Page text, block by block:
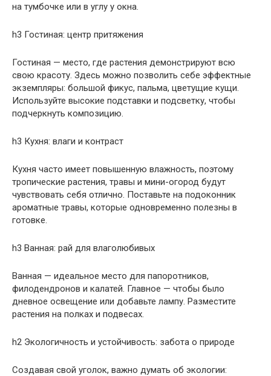
на тумбочке или в углу у окна.
h3 Гостиная: центр притяжения
Гостиная — место, где растения демонстрируют всю
свою красоту. Здесь можно позволить себе эффектные
экземпляры: большой фикус, пальма, цветущие кущи.
Используйте высокие подставки и подсветку, чтобы
подчеркнуть композицию.
h3 Кухня: влаги и контраст
Кухня часто имеет повышенную влажность, поэтому
тропические растения, травы и мини-огород будут
чувствовать себя отлично. Поставьте на подоконник
ароматные травы, которые одновременно полезны в
готовке.
h3 Ванная: рай для влаголюбивых
Ванная — идеальное место для папоротников,
филодендронов и калатей. Главное — чтобы было
дневное освещение или добавьте лампу. Разместите
растения на полках и подвесах.
h2 Экологичность и устойчивость: забота о природе
Создавая свой уголок, важно думать об экологии: